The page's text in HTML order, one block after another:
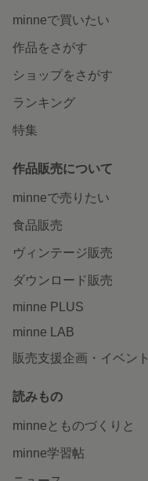
minneで買いたい
作品をさがす
ショップをさがす
ランキング
特集
作品販売について
minneで売りたい
食品販売
ヴィンテージ販売
ダウンロード販売
minne PLUS
minne LAB
販売支援企画・イベント
読みもの
minneとものづくりと
minne学習帖